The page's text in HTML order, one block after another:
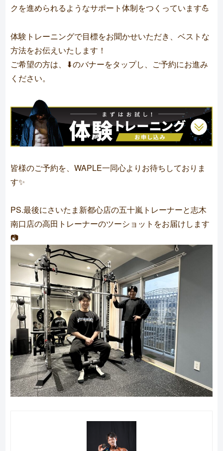
クを進められるようなサポート体制をつくっています💪
体験トレーニングで目標をお聞かせいただき、ベストな
方法をお伝えいたします！
ご希望の方は、⬇︎のバナーをタップし、ご予約にお進み
ください。
皆様のご予約を、WAPLE一同心よりお待ちしておりま
す✨
PS.最後にさいたま新都心店の五十嵐トレーナーと志木
南口店の高田トレーナーのツーショットをお届けします
📷